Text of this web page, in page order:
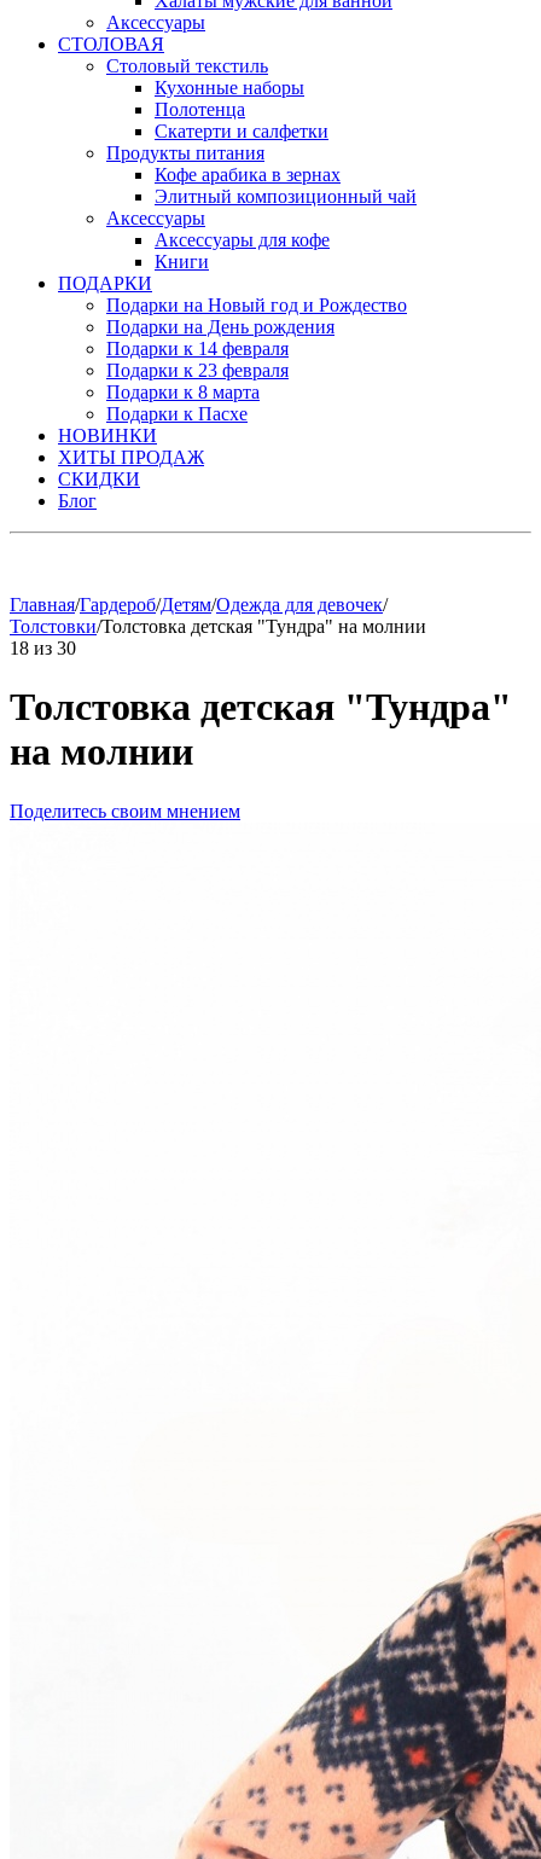
Аксессуары
СТОЛОВАЯ
Столовый текстиль
Кухонные наборы
Полотенца
Скатерти и салфетки
Продукты питания
Кофе арабика в зернах
Элитный композиционный чай
Аксессуары
Аксессуары для кофе
Книги
ПОДАРКИ
Подарки на Новый год и Рождество
Подарки на День рождения
Подарки к 14 февраля
Подарки к 23 февраля
Подарки к 8 марта
Подарки к Пасхе
НОВИНКИ
ХИТЫ ПРОДАЖ
СКИДКИ
Блог
Главная/Гардероб/Детям/Одежда для девочек/
Толстовки/Толстовка детская "Тундра" на молнии
18 из 30
Толстовка детская "Тундра"
на молнии
Поделитесь своим мнением